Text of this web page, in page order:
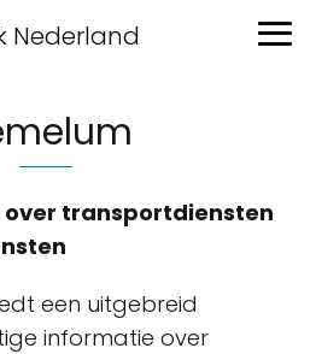
Nederland
transportdiensten
een uitgebreid
informatie over